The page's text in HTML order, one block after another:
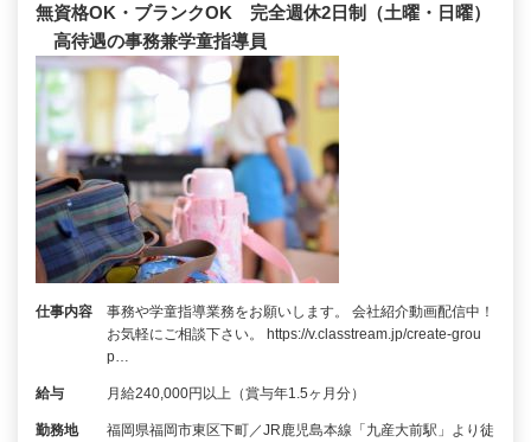
無資格OK・ブランクOK 完全週休2日制（土曜・日曜）
高待遇の事務兼学童指導員
仕事内容
事務や学童指導業務をお願いします。 会社紹介動画配信中！
お気軽にご相談下さい。 https://v.classtream.jp/create-grou
p…
給与 月給240,000円以上（賞与年1.5ヶ月分）
勤務地
福岡県福岡市東区下町／JR鹿児島本線「九産大前駅」より徒